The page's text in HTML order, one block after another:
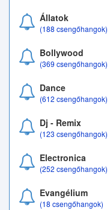
Állatok
(188 csengőhangok)
Bollywood
(369 csengőhangok)
Dance
(612 csengőhangok)
Dj - Remix
(123 csengőhangok)
Electronica
(252 csengőhangok)
Evangélium
(18 csengőhangok)